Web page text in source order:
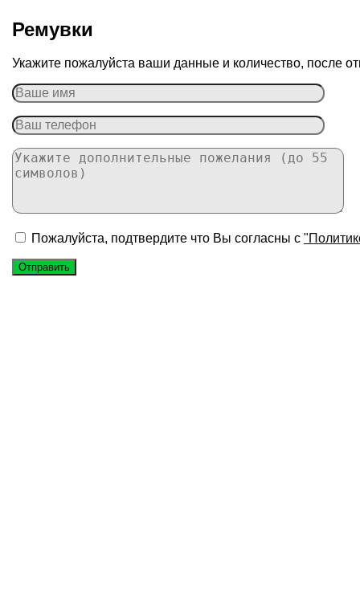
Ремувки
Укажите пожалуйста ваши данные и количество, после
Пожалуйста, подтвердите что Вы согласны с